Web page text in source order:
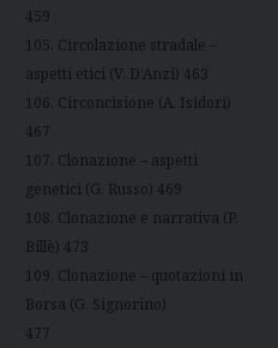
459
105. Circolazione stradale –
aspetti etici (V. D’Anzi) 463
106. Circoncisione (A. Isidori)
467
107. Clonazione – aspetti
genetici (G. Russo) 469
108. Clonazione e narrativa (P.
Billè) 473
109. Clonazione – quotazioni in
Borsa (G. Signorino)
477